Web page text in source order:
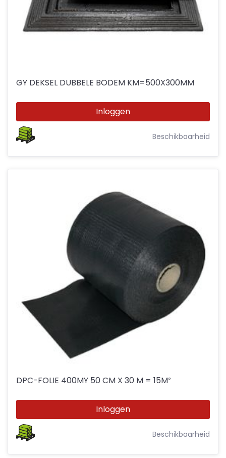
GY DEKSEL DUBBELE BODEM KM=500X300MM
Inloggen
Beschikbaarheid
DPC-FOLIE 400MY 50 CM X 30 M = 15M²
Inloggen
Beschikbaarheid